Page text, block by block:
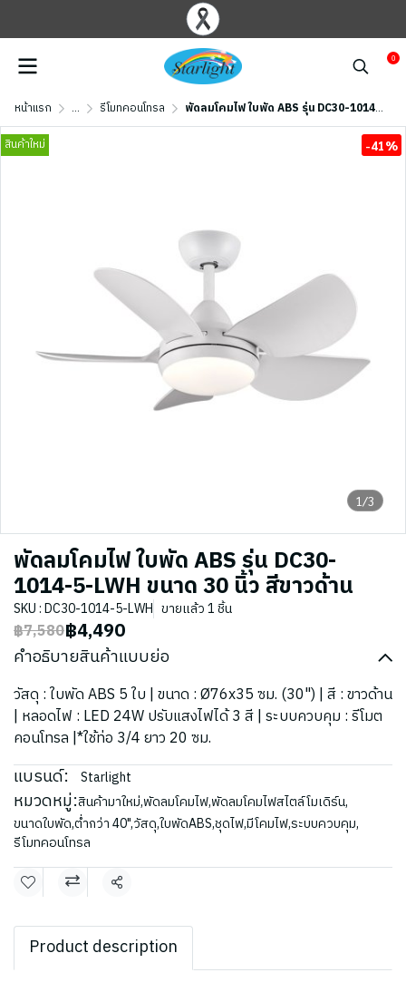
0
หน้าแรก ... รีโมทคอนโทรล พัดลมโคมไฟ ใบพัด ABS รุ่น DC30-1014-5-LWH ขนาด 30 นิ้ว สีขาวด้าน
1/3
สินค้าใหม่ -41%
พัดลมโคมไฟ ใบพัด ABS รุ่น DC30-
1014-5-LWH ขนาด 30 นิ้ว สีขาวด้าน
SKU : DC30-1014-5-LWH ขายแล้ว 1 ชิ้น
฿7,580฿4,490
คำอธิบายสินค้าแบบย่อ
วัสดุ : ใบพัด ABS 5 ใบ | ขนาด : Ø76x35 ซม. (30") | สี : ขาวด้าน
| หลอดไฟ : LED 24W ปรับแสงไฟได้ 3 สี | ระบบควบคุม : รีโมต
คอนโทรล |*ใช้ท่อ 3/4 ยาว 20 ซม.
แบรนด์: Starlight
หมวดหมู่:สินค้ามาใหม่,พัดลมโคมไฟ,พัดลมโคมไฟสไตล์โมเดิร์น,
ขนาดใบพัด,ต่ำกว่า 40",วัสดุ,ใบพัดABS,ชุดไฟ,มีโคมไฟ,ระบบควบคุม,
รีโมทคอนโทรล
แชร์
Product description